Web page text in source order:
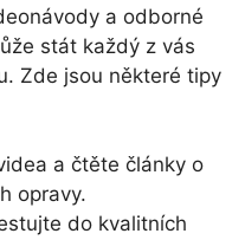
a odborné
stát každý z vás
Zde jsou některé tipy
a čtěte články o
opravy.
do kvalitních